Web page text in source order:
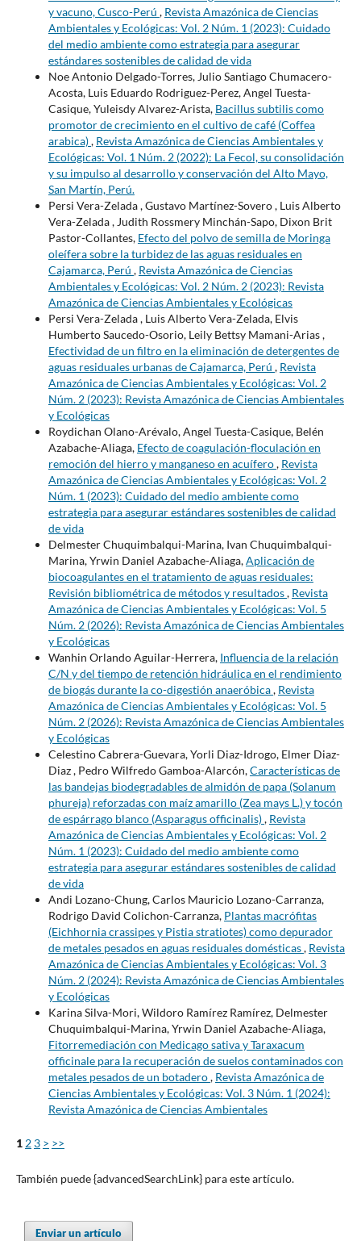
y vacuno, Cusco-Perú , Revista Amazónica de Ciencias
Ambientales y Ecológicas: Vol. 2 Núm. 1 (2023): Cuidado
del medio ambiente como estrategia para asegurar
estándares sostenibles de calidad de vida
Noe Antonio Delgado-Torres, Julio Santiago Chumacero-
Acosta, Luis Eduardo Rodriguez-Perez, Angel Tuesta-
Casique, Yuleisdy Alvarez-Arista, Bacillus subtilis como
promotor de crecimiento en el cultivo de café (Coffea
arabica), Revista Amazónica de Ciencias Ambientales y
Ecológicas: Vol. 1 Núm. 2 (2022): La Fecol, su consolidación
y su impulso al desarrollo y conservación del Alto Mayo,
San Martín, Perú.
Persi Vera-Zelada , Gustavo Martínez-Sovero , Luis Alberto
Vera-Zelada , Judith Rossmery Minchán-Sapo, Dixon Brit
Pastor-Collantes, Efecto del polvo de semilla de Moringa
oleífera sobre la turbidez de las aguas residuales en
Cajamarca, Perú , Revista Amazónica de Ciencias
Ambientales y Ecológicas: Vol. 2 Núm. 2 (2023): Revista
Amazónica de Ciencias Ambientales y Ecológicas
Persi Vera-Zelada , Luis Alberto Vera-Zelada, Elvis
Humberto Saucedo-Osorio, Leily Bettsy Mamani-Arias ,
Efectividad de un filtro en la eliminación de detergentes de
aguas residuales urbanas de Cajamarca, Perú , Revista
Amazónica de Ciencias Ambientales y Ecológicas: Vol. 2
Núm. 2 (2023): Revista Amazónica de Ciencias Ambientales
y Ecológicas
Roydichan Olano-Arévalo, Angel Tuesta-Casique, Belén
Azabache-Aliaga, Efecto de coagulación-floculación en
remoción del hierro y manganeso en acuífero, Revista
Amazónica de Ciencias Ambientales y Ecológicas: Vol. 2
Núm. 1 (2023): Cuidado del medio ambiente como
estrategia para asegurar estándares sostenibles de calidad
de vida
Delmester Chuquimbalqui-Marina, Ivan Chuquimbalqui-
Marina, Yrwin Daniel Azabache-Aliaga,Aplicación de
biocoagulantes en el tratamiento de aguas residuales:
Revisión bibliométrica de métodos y resultados, Revista
Amazónica de Ciencias Ambientales y Ecológicas: Vol. 5
Núm. 2 (2026): Revista Amazónica de Ciencias Ambientales
y Ecológicas
Wanhin Orlando Aguilar-Herrera, Influencia de la relación
C/N y del tiempo de retención hidráulica en el rendimiento
de biogás durante la co-digestión anaeróbica, Revista
Amazónica de Ciencias Ambientales y Ecológicas: Vol. 5
Núm. 2 (2026): Revista Amazónica de Ciencias Ambientales
y Ecológicas
Celestino Cabrera-Guevara, Yorli Diaz-Idrogo, Elmer Diaz-
Diaz , Pedro Wilfredo Gamboa-Alarcón,Características de
las bandejas biodegradables de almidón de papa (Solanum
phureja) reforzadas con maíz amarillo (Zea mays L.) y tocón
de espárrago blanco (Asparagus officinalis), Revista
Amazónica de Ciencias Ambientales y Ecológicas: Vol. 2
Núm. 1 (2023): Cuidado del medio ambiente como
estrategia para asegurar estándares sostenibles de calidad
de vida
Andi Lozano-Chung, Carlos Mauricio Lozano-Carranza,
Rodrigo David Colichon-Carranza, Plantas macrófitas
(Eichhornia crassipes y Pistia stratiotes) como depurador
de metales pesados en aguas residuales domésticas, Revista
Amazónica de Ciencias Ambientales y Ecológicas: Vol. 3
Núm. 2 (2024): Revista Amazónica de Ciencias Ambientales
y Ecológicas
Karina Silva-Mori, Wildoro Ramírez Ramírez, Delmester
Chuquimbalqui-Marina, Yrwin Daniel Azabache-Aliaga,
Fitorremediación con Medicago sativa y Taraxacum
officinale para la recuperación de suelos contaminados con
metales pesados de un botadero, Revista Amazónica de
Ciencias Ambientales y Ecológicas: Vol. 3 Núm. 1 (2024):
Revista Amazónica de Ciencias Ambientales
12 3 > >>
También puede {advancedSearchLink} para este artículo.
Enviar un artículo